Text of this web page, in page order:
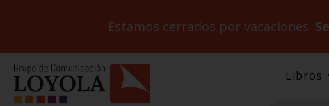
Estamos cerrados por vacaciones.
Libros